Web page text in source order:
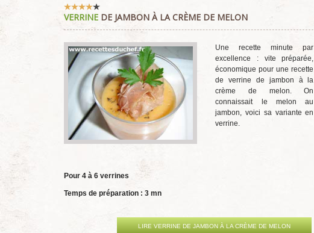
Vote
utilisateur: 4/5
VERRINE DE JAMBON À LA CRÈME DE MELON
Une recette minute par
excellence : vite préparée,
économique pour une recette
de verrine de jambon à la
crème de melon. On
connaissait le melon au
jambon, voici sa variante en
verrine.
Pour 4 à 6 verrines
Temps de préparation : 3 mn
LIRE VERRINE DE JAMBON À LA CRÈME DE MELON